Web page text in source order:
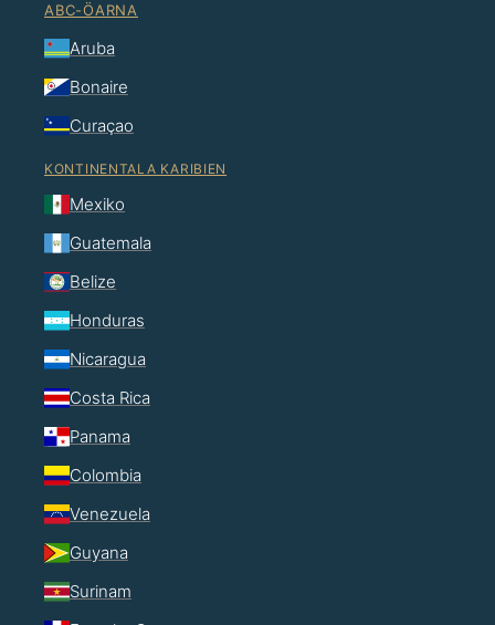
ABC-ÖARNA
Aruba
Bonaire
Curaçao
KONTINENTALA KARIBIEN
Mexiko
Guatemala
Belize
Honduras
Nicaragua
Costa Rica
Panama
Colombia
Venezuela
Guyana
Surinam